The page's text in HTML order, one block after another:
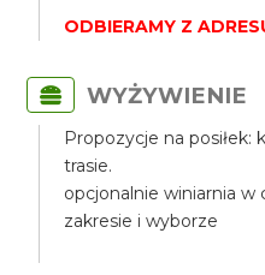
ODBIERAMY Z
WYŻYWIENIE
Propozycje na posiłek:
trasie.
opcjonalnie winiarnia w
zakresie i wyborze